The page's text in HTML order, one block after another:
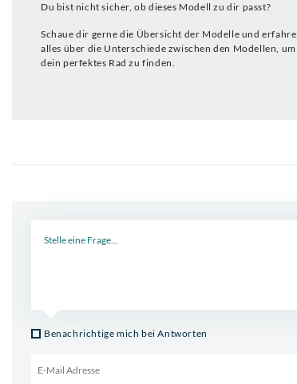
Du bist nicht sicher, ob dieses Modell zu dir passt?
Schaue dir gerne die Übersicht der Modelle und erfahre
alles über die Unterschiede zwischen den Modellen, um
dein perfektes Rad zu finden.
Benachrichtige mich bei Antworten